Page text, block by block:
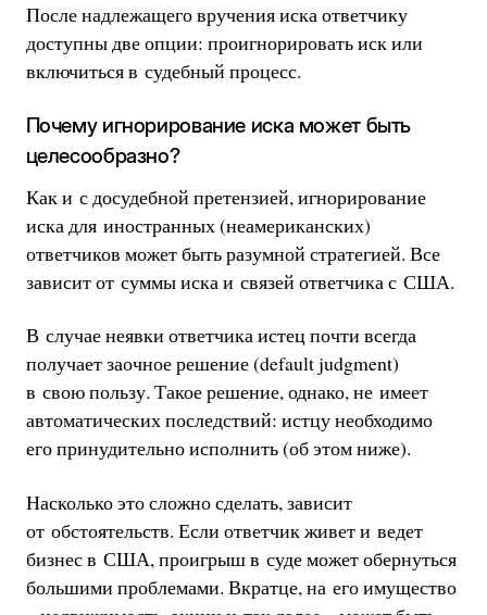
После надлежащего вручения иска ответчику
доступны две опции: проигнорировать иск или
включиться в судебный процесс.
Почему игнорирование иска может быть
целесообразно?
Как и с досудебной претензией, игнорирование
иска для иностранных (неамериканских)
ответчиков может быть разумной стратегией. Все
зависит от суммы иска и связей ответчика с США.
В случае неявки ответчика истец почти всегда
получает заочное решение (default judgment)
в свою пользу. Такое решение, однако, не имеет
автоматических последствий: истцу необходимо
его принудительно исполнить (об этом ниже).
Насколько это сложно сделать, зависит
от обстоятельств. Если ответчик живет и ведет
бизнес в США, проигрыш в суде может обернуться
большими проблемами. Вкратце, на его имущество